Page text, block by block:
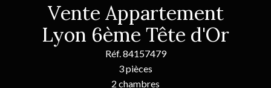
Vente Appartement
Lyon 6ème Tête d'Or
Réf. 84157479
3 pièces
2 chambres